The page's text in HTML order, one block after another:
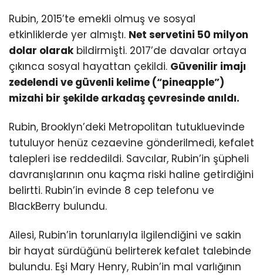
Rubin, 2015’te emekli olmuş ve sosyal
etkinliklerde yer almıştı. Net servetini 50 milyon
dolar olarakbildirmişti. 2017’de davalar ortaya
çıkınca sosyal hayattan çekildi. Güvenilir imajı
zedelendi ve güvenli kelime (“pineapple”)
mizahi bir şekilde arkadaş çevresinde anıldı.
Rubin, Brooklyn’deki Metropolitan tutukluevinde
tutuluyor henüz cezaevine gönderilmedi, kefalet
talepleri ise reddedildi. Savcılar, Rubin’in şüpheli
davranışlarının onu kaçma riski haline getirdiğini
belirtti. Rubin’in evinde 8 cep telefonu ve
BlackBerry bulundu.
Ailesi, Rubin’in torunlarıyla ilgilendiğini ve sakin
bir hayat sürdüğünü belirterek kefalet talebinde
bulundu. Eşi Mary Henry, Rubin’in mal varlığının